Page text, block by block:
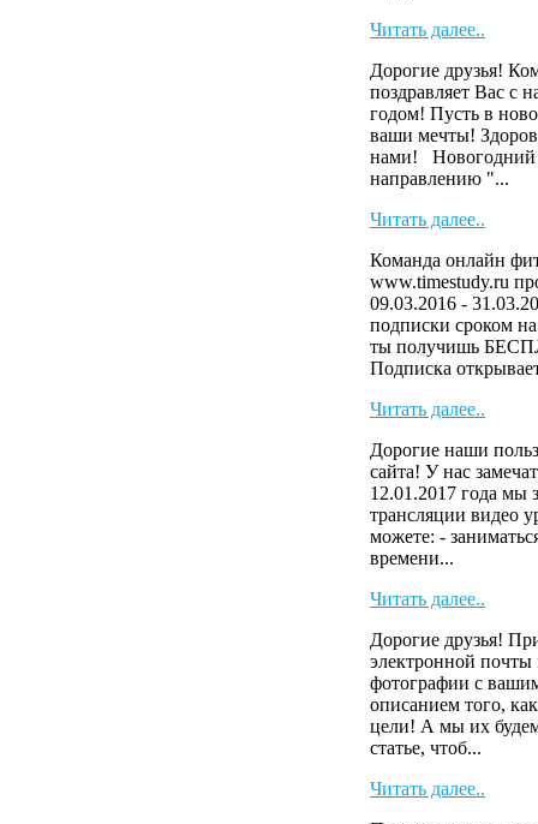
Читать далее..
Дорогие друзья!
поздравляет Вас с
годом! Пусть в
ваши мечты!
нами! Новогодний
направлению "...
Читать далее..
Команда онлайн
www.timestudy.ru
09.03.2016 -
подписки сроком
ты получишь
Подписка
Читать далее..
Дорогие наши
сайта! У нас
12.01.2017 года мы
трансляции видео
можете: -
времени...
Читать далее..
Дорогие друзья!
электронной почты
фотографии с
описанием того,
цели! А мы их
статье, чтоб...
Читать далее..